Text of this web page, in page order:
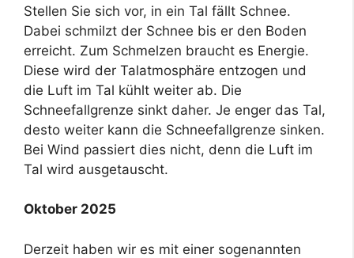
Stellen Sie sich vor, in ein Tal fällt Schnee.
Dabei schmilzt der Schnee bis er den Boden
erreicht. Zum Schmelzen braucht es Energie.
Diese wird der Talatmosphäre entzogen und
die Luft im Tal kühlt weiter ab. Die
Schneefallgrenze sinkt daher. Je enger das Tal,
desto weiter kann die Schneefallgrenze sinken.
Bei Wind passiert dies nicht, denn die Luft im
Tal wird ausgetauscht.
Oktober 2025
Derzeit haben wir es mit einer sogenannten